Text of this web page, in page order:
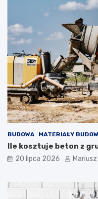
BUDOWA MATERIAŁY
Ile kosztuje beton z
20 lipca 2026